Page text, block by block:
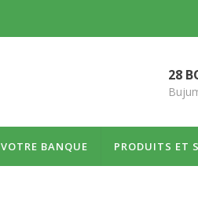
28
VOTRE BANQUE PRODUITS ET